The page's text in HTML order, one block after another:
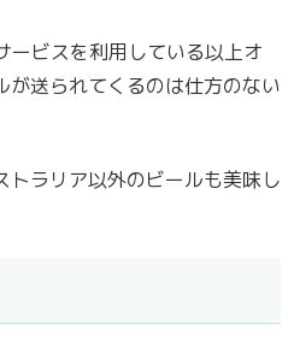
ビスを利用している以上オ
が送られてくるのは仕方のない
トラリア以外のビールも美味し